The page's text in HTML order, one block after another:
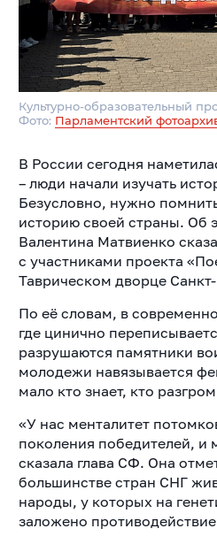
Культурно-образовательный
Фото: Парламентский
В России сегодня
– люди начали изучать
Безусловно, нужно
историю своей страны. Об
Валентина Матвиенко
с участниками проекта
Таврическом дворце
По её словам, в
где цинично
разрушаются памятники
молодежи навязывается
мало кто знает, кто
«У нас менталитет
поколения победителей,
сказала глава СФ. Она
большинстве стран СНГ
народы, у которых на
заложено